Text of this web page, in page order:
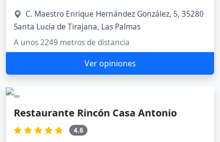
C. Maestro Enrique Hernández González, 5, 35280
Santa Lucía de Tirajana, Las Palmas
A unos 2249 metros de distancia
Ver opiniones
Restaurante Rincón Casa Antonio
4.6